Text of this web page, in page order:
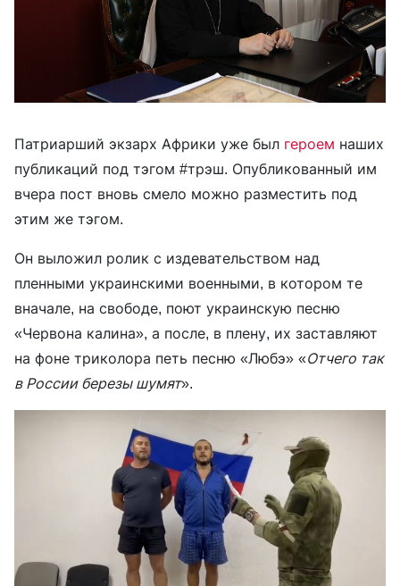
Патриарший экзарх Африки уже был героем наших
публикаций под тэгом #трэш. Опубликованный им
вчера пост вновь смело можно разместить под
этим же тэгом.
Он выложил ролик с издевательством над
пленными украинскими военными, в котором те
вначале, на свободе, поют украинскую песню
«Червона калина», а после, в плену, их заставляют
на фоне триколора петь песню «Любэ» «Отчего так
в России березы шумят».